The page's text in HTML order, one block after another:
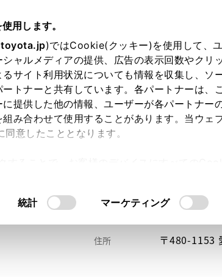
用します。
)ではCookie(クッキー)を使用して、
ャルメディアの提供、広告の表示回数やクリ
サイト利用状況についても情報を収集し、ソ
トナーと共有しています。各パートナーは、
提供した他の情報、ユーザーが各パートナー
み合わせて使用することがあります。当ウェ
意したこととなります。
統計 マーケティング
イン購入 お気に入り
住所 〒480-1153